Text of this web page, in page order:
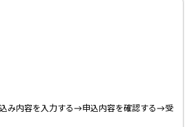
み内容を入力する→申込内容を確認する→受